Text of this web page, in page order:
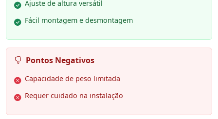
Ajuste de altura versátil
Fácil montagem e desmontagem
Pontos Negativos
Capacidade de peso limitada
Requer cuidado na instalação